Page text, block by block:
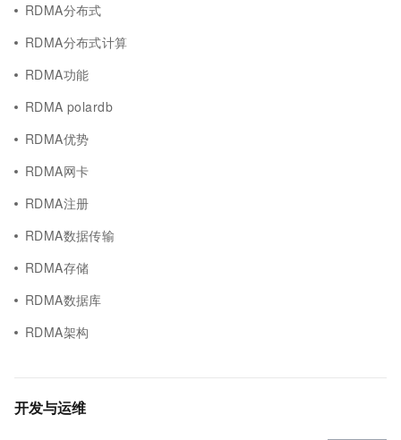
RDMA分布式
RDMA分布式计算
RDMA功能
RDMA polardb
RDMA优势
RDMA网卡
RDMA注册
RDMA数据传输
RDMA存储
RDMA数据库
RDMA架构
开发与运维